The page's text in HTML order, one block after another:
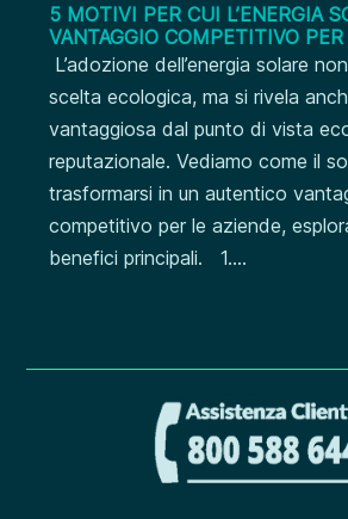
5 MOTIVI PER CUI L’ENERGIA
VANTAGGIO COMPETITIVO
L’adozione dell’energia solare
scelta ecologica, ma si rivela
vantaggiosa dal punto di vista
reputazionale. Vediamo come il
trasformarsi in un autentico
competitivo per le aziende,
benefici principali. 1....